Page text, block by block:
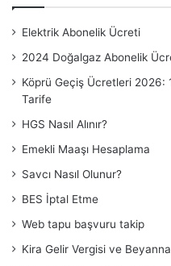
Elektrik Abonelik Ücreti
2024 Doğalgaz Abonelik
Köprü Geçiş Ücretleri 2026:
Tarife
HGS Nasıl Alınır?
Emekli Maaşı Hesaplama
Savcı Nasıl Olunur?
BES İptal Etme
Web tapu başvuru takip
Kira Gelir Vergisi ve